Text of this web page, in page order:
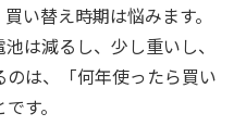
い替え時期は悩みます。
は減るし、少し重いし、
は、「何年使ったら買い
す。